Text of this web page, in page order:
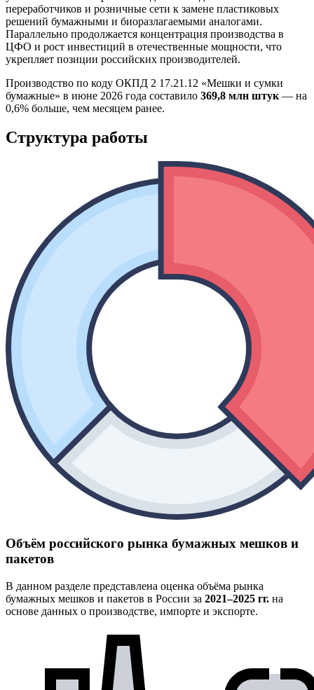
переработчиков и розничные сети к замене пластиковых
решений бумажными и биоразлагаемыми аналогами.
Параллельно продолжается концентрация производства в
ЦФО и рост инвестиций в отечественные мощности, что
укрепляет позиции российских производителей.
Производство по коду ОКПД 2 17.21.12 «Мешки и сумки
бумажные» в июне 2026 года составило 369,8 млн штук — на
0,6% больше, чем месяцем ранее.
Структура работы
Объём российского рынка бумажных мешков и
пакетов
В данном разделе представлена оценка объёма рынка
бумажных мешков и пакетов в России за 2021–2025 гг. на
основе данных о производстве, импорте и экспорте.